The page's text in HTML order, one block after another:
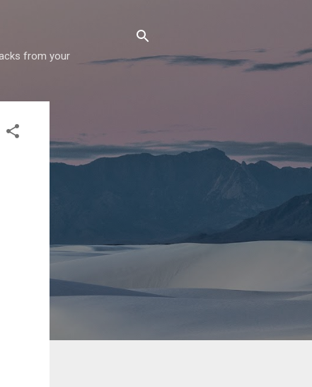
from your